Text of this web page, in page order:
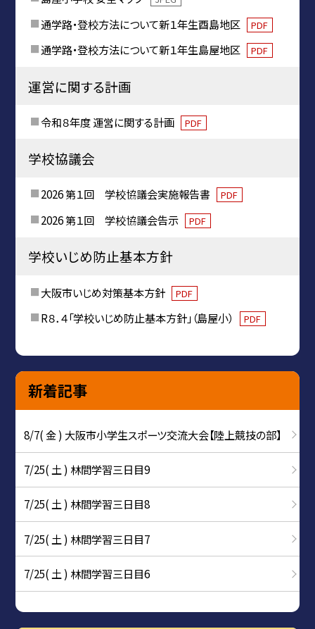
通学路・登校方法について新１年生酉島地区 PDF
通学路・登校方法について新１年生島屋地区 PDF
運営に関する計画
令和８年度 運営に関する計画 PDF
学校協議会
2026 第１回 学校協議会実施報告書 PDF
2026 第１回 学校協議会告示 PDF
学校いじめ防止基本方針
大阪市いじめ対策基本方針 PDF
R８．４「学校いじめ防止基本方針」（島屋小） PDF
新着記事
8/7( 金 ) 大阪市小学生スポーツ交流大会【陸上競技の部】
7/25( 土 ) 林間学習三日目9
7/25( 土 ) 林間学習三日目8
7/25( 土 ) 林間学習三日目7
7/25( 土 ) 林間学習三日目6